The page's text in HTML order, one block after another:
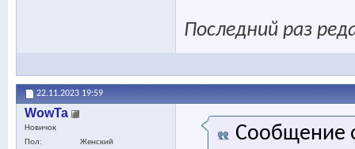
Последний раз
22.11.2023 19:59
WowTa
Новичок
Пол
Женский
Сообщение